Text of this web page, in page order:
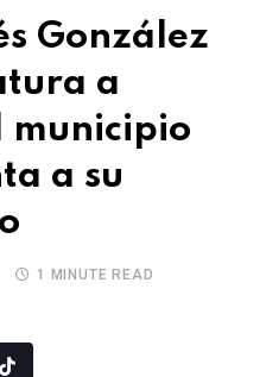
González
a
municipio
a su
1 MINUTE READ